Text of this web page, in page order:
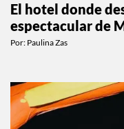
El hotel donde
espectacular de
Por: Paulina Zas